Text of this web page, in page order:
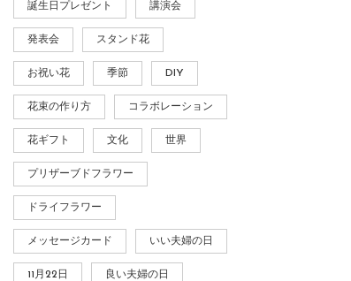
誕生日プレゼント 講演会
発表会 スタンド花
お祝い花 季節 DIY
花束の作り方 コラボレーション
花ギフト 文化 世界
プリザーブドフラワー
ドライフラワー
メッセージカード いい夫婦の日
11月22日 良い夫婦の日